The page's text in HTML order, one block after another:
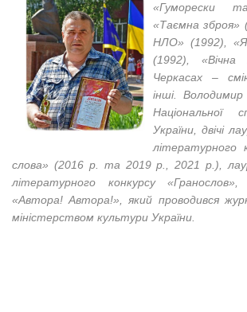
«Гуморески
«Таємна зброя»
НЛО» (1992),
(1992),
Черкасах –
інші.
Національної
України, двічі
літературного
слова» (2016 р. та 2019 р., 2021 р.),
літературного конкурсу
«Автора! Автора!», який проводився
міністерством культури України.